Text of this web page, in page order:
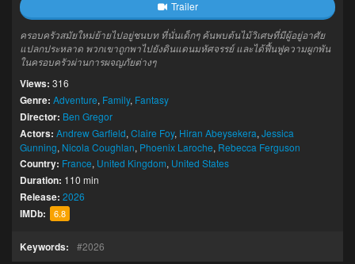
Trailer
ครอบครัวสมัยใหม่ย้ายไปอยู่ชนบท ที่นั่นเด็กๆ ค้นพบต้นไม้วิเศษที่มีผู้อยู่อาศัย
แปลกประหลาด พวกเขาถูกพาไปยังดินแดนมหัศจรรย์ และได้ฟื้นฟูความผูกพัน
ในครอบครัวผ่านการผจญภัยต่างๆ
Views: 316
Genre: Adventure, Family, Fantasy
Director: Ben Gregor
Actors: Andrew Garfield,Claire Foy, Hiran Abeysekera,Jessica
Gunning, Nicola Coughlan, Phoenix Laroche, Rebecca Ferguson
Country: France, United Kingdom, United States
Duration: 110 min
Release: 2026
IMDb: 6.8
Keywords: 2026